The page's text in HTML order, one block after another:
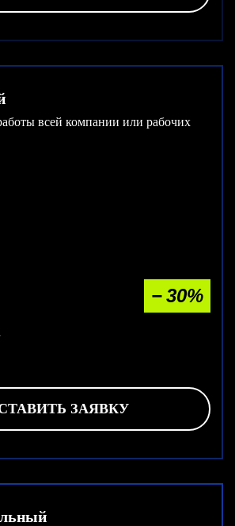
всей компании или рабочих
− 30%
ЗАЯВКУ